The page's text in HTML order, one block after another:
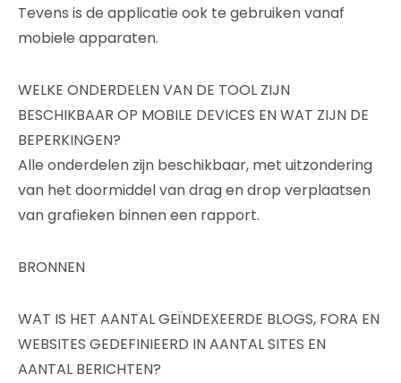
Tevens is de applicatie ook te gebruiken vanaf
mobiele apparaten.
WELKE ONDERDELEN VAN DE TOOL ZIJN
BESCHIKBAAR OP MOBILE DEVICES EN WAT ZIJN DE
BEPERKINGEN?
Alle onderdelen zijn beschikbaar, met uitzondering
van het doormiddel van drag en drop verplaatsen
van grafieken binnen een rapport.
BRONNEN
WAT IS HET AANTAL GEÏNDEXEERDE BLOGS, FORA EN
WEBSITES GEDEFINIEERD IN AANTAL SITES EN
AANTAL BERICHTEN?